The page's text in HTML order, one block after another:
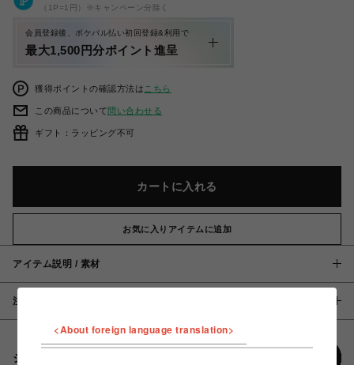
（1P=1円）※キャンペーン分除く
会員登録後、ポケパル払い初回登録&利用で
最大1,500円分ポイント進呈
獲得ポイントの確認方法は こちら
この商品について問い合わせる
ギフト：ラッピング不可
カートに入れる
お気に入りアイテムに追加
アイテム説明 / 素材
注意事項
シェアする
<About foreign language translation>